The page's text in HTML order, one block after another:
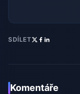
SDÍLET
Komentáře